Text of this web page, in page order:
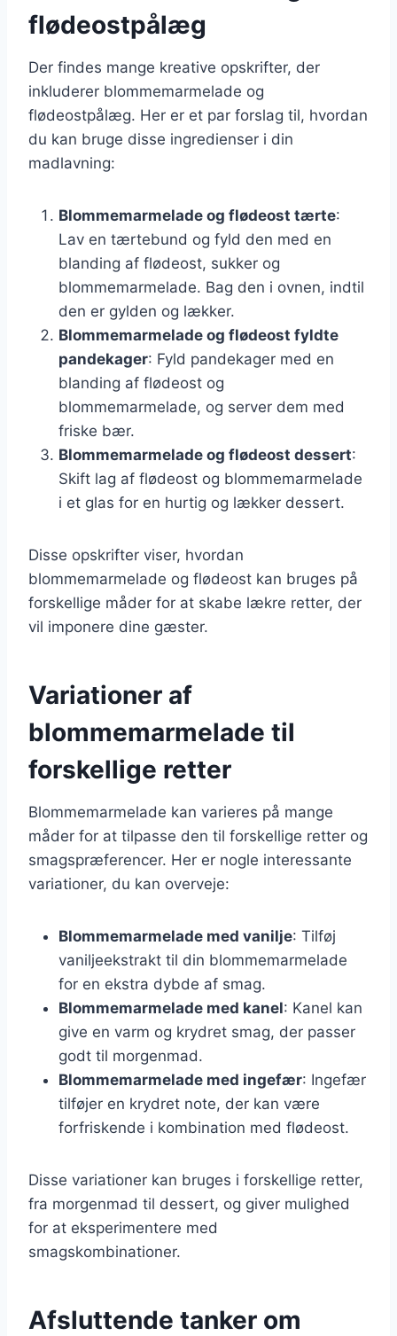
flødeostpålæg
Der findes mange kreative opskrifter, der
inkluderer blommemarmelade og
flødeostpålæg. Her er et par forslag til, hvordan
du kan bruge disse ingredienser i din
madlavning:
Blommemarmelade og flødeost tærte:
Lav en tærtebund og fyld den med en
blanding af flødeost, sukker og
blommemarmelade. Bag den i ovnen, indtil
den er gylden og lækker.
Blommemarmelade og flødeost fyldte
pandekager: Fyld pandekager med en
blanding af flødeost og
blommemarmelade, og server dem med
friske bær.
Blommemarmelade og flødeost dessert:
Skift lag af flødeost og blommemarmelade
i et glas for en hurtig og lækker dessert.
Disse opskrifter viser, hvordan
blommemarmelade og flødeost kan bruges på
forskellige måder for at skabe lækre retter, der
vil imponere dine gæster.
Variationer af
blommemarmelade til
forskellige retter
Blommemarmelade kan varieres på mange
måder for at tilpasse den til forskellige retter og
smagspræferencer. Her er nogle interessante
variationer, du kan overveje:
Blommemarmelade med vanilje: Tilføj
vaniljeekstrakt til din blommemarmelade
for en ekstra dybde af smag.
Blommemarmelade med kanel: Kanel kan
give en varm og krydret smag, der passer
godt til morgenmad.
Blommemarmelade med ingefær: Ingefær
tilføjer en krydret note, der kan være
forfriskende i kombination med flødeost.
Disse variationer kan bruges i forskellige retter,
fra morgenmad til dessert, og giver mulighed
for at eksperimentere med
smagskombinationer.
Afsluttende tanker om